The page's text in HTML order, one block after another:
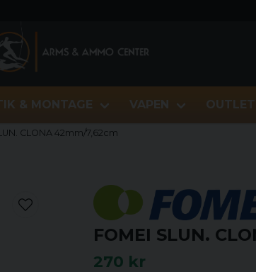
& MONTAGE VAPEN OUTLET
CLONA 42mm/7,62cm
FOMEI SLUN.
270 kr